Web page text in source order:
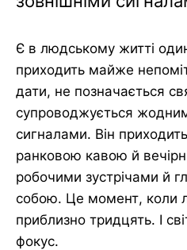
Є в людському житті
приходить майже
дати, не позначається
супроводжується
сигналами. Він
ранковою кавою й
робочими зустрічами й
собою. Це момент, коли
приблизно тридцять. І
фокус.